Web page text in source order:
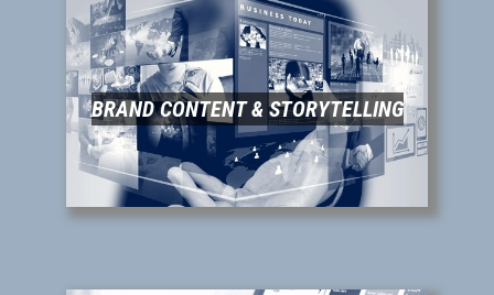
BRAND CONTENT & STORYTELLING